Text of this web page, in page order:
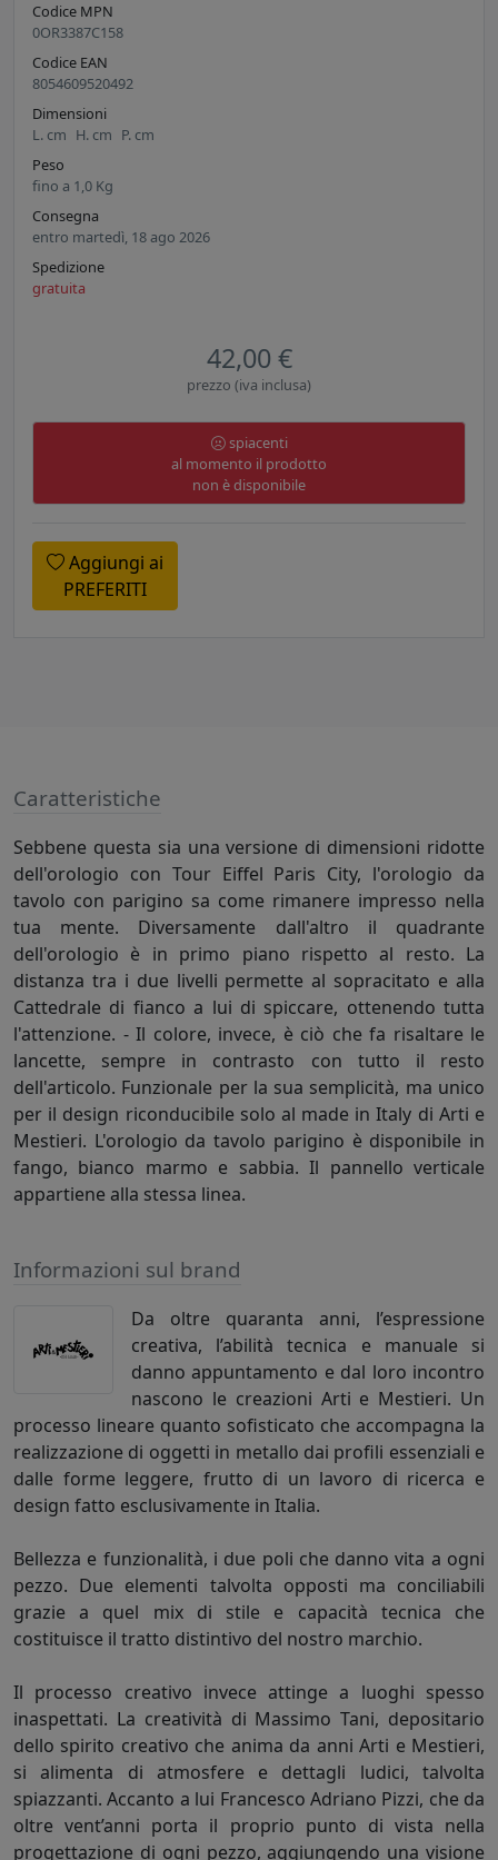
Codice MPN
0OR3387C158
Codice EAN
8054609520492
Dimensioni
L. cm H. cm P. cm
Peso
fino a 1,0 Kg
Consegna
entro martedì, 18 ago 2026
Spedizione
gratuita
42,00 €
prezzo (iva inclusa)
spiacenti
al momento il prodotto
non è disponibile
Aggiungi ai
PREFERITI
Caratteristiche
Sebbene questa sia una versione di dimensioni ridotte
dell'orologio con Tour Eiffel Paris City, l'orologio da
tavolo con parigino sa come rimanere impresso nella
tua mente. Diversamente dall'altro il quadrante
dell'orologio è in primo piano rispetto al resto. La
distanza tra i due livelli permette al sopracitato e alla
Cattedrale di fianco a lui di spiccare, ottenendo tutta
l'attenzione. - Il colore, invece, è ciò che fa risaltare le
lancette, sempre in contrasto con tutto il resto
dell'articolo. Funzionale per la sua semplicità, ma unico
per il design riconducibile solo al made in Italy di Arti e
Mestieri. L'orologio da tavolo parigino è disponibile in
fango, bianco marmo e sabbia. Il pannello verticale
appartiene alla stessa linea.
Informazioni sul brand
Da oltre quaranta anni, l’espressione
creativa, l’abilità tecnica e manuale si
danno appuntamento e dal loro incontro
nascono le creazioni Arti e Mestieri. Un
processo lineare quanto sofisticato che accompagna la
realizzazione di oggetti in metallo dai profili essenziali e
dalle forme leggere, frutto di un lavoro di ricerca e
design fatto esclusivamente in Italia.
Bellezza e funzionalità, i due poli che danno vita a ogni
pezzo. Due elementi talvolta opposti ma conciliabili
grazie a quel mix di stile e capacità tecnica che
costituisce il tratto distintivo del nostro marchio.
Il processo creativo invece attinge a luoghi spesso
inaspettati. La creatività di Massimo Tani, depositario
dello spirito creativo che anima da anni Arti e Mestieri,
si alimenta di atmosfere e dettagli ludici, talvolta
spiazzanti. Accanto a lui Francesco Adriano Pizzi, che da
oltre vent’anni porta il proprio punto di vista nella
progettazione di ogni pezzo, aggiungendo una visione